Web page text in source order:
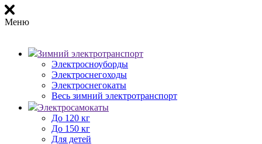
Меню
Зимний электротранспорт
Электросноуборды
Электроснегоходы
Электроснегокаты
Весь зимний электротранспорт
Электросамокаты
До 120 кг
До 150 кг
Для детей